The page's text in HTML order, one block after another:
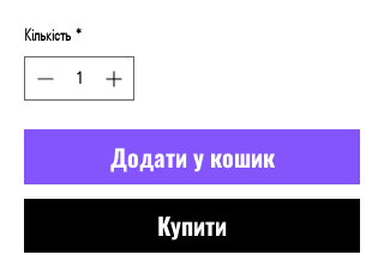
Кількість *
Додати у кошик
Купити